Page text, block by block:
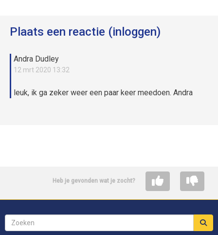
Plaats een reactie (inloggen)
Andra Dudley
12 mrt 2020 13:32
leuk, ik ga zeker weer een paar keer meedoen. Andra
Heb je gevonden wat je zocht?